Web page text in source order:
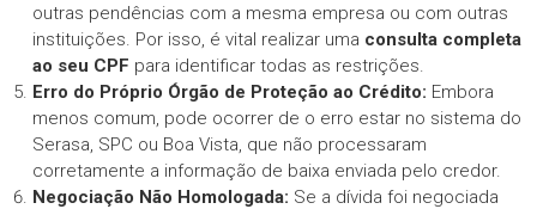
outras pendências com a mesma empresa ou com outras
instituições. Por isso, é vital realizar uma consulta completa
ao seu CPF para identificar todas as restrições.
Erro do Próprio Órgão de Proteção ao Crédito: Embora
menos comum, pode ocorrer de o erro estar no sistema do
Serasa, SPC ou Boa Vista, que não processaram
corretamente a informação de baixa enviada pelo credor.
Negociação Não Homologada: Se a dívida foi negociada